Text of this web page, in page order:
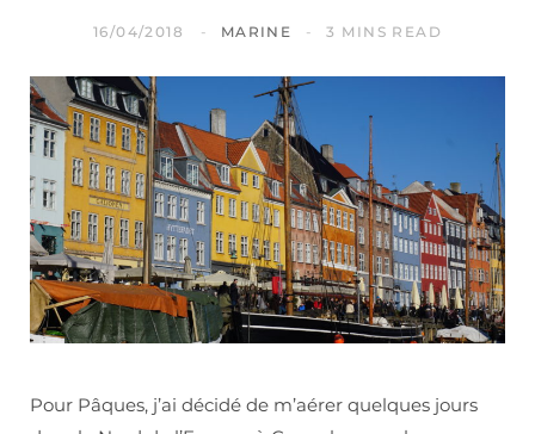
16/04/2018 MARINE 3 MINS READ
Pour Pâques, j’ai décidé de m’aérer quelques jours